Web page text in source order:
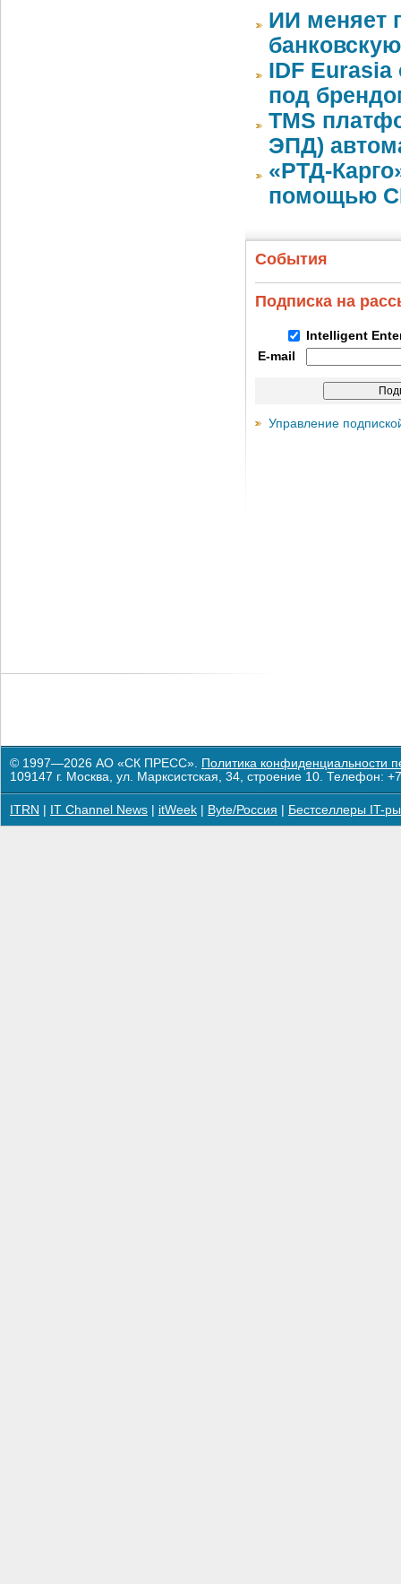
ИИ меняет
IDF
под
TMS
ЭПД)
«РТД-
помощью
События
Подписка на
Intelligent
E-mail
Управление
© 1997—2026 АО «СК ПРЕСС». Политика конфиденциальности
109147 г. Москва, ул. Марксистская, 34, строение 10. Телефон:
ITRN IT Channel News itWeek Byte/Россия Бестселлеры IT-